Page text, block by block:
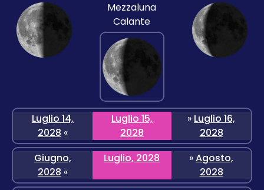
Mezzaluna
Calante
Luglio 14,
2028 «
Luglio 15,
2028
» Luglio 16,
2028
Giugno,
2028 «
Luglio, 2028 »Agosto,
2028